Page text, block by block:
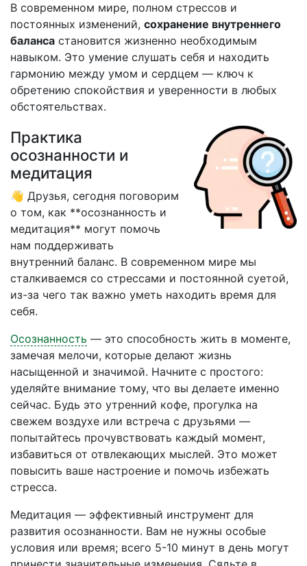
В современном мире, полном стрессов и
постоянных изменений, сохранение внутреннего
баланса становится жизненно необходимым
навыком. Это умение слушать себя и находить
гармонию между умом и сердцем — ключ к
обретению спокойствия и уверенности в любых
обстоятельствах.
Практика
осознанности и
медитация
👋 Друзья, сегодня поговорим
о том, как **осознанность и
медитация** могут помочь
нам поддерживать
внутренний баланс. В современном мире мы
сталкиваемся со стрессами и постоянной суетой,
из-за чего так важно уметь находить время для
себя.
Осознанность — это способность жить в моменте,
замечая мелочи, которые делают жизнь
насыщенной и значимой. Начните с простого:
уделяйте внимание тому, что вы делаете именно
сейчас. Будь это утренний кофе, прогулка на
свежем воздухе или встреча с друзьями —
попытайтесь прочувствовать каждый момент,
избавиться от отвлекающих мыслей. Это может
повысить ваше настроение и помочь избежать
стресса.
Медитация — эффективный инструмент для
развития осознанности. Вам не нужны особые
условия или время; всего 5-10 минут в день могут